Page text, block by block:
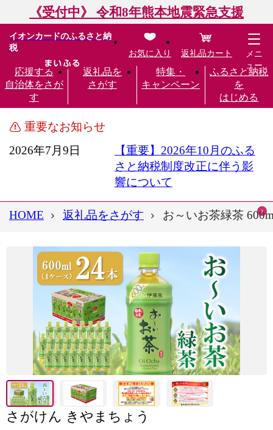
《受付中》 令和8年熊本地震緊急支援
イオンカードのふるさと納
税
応援する
自治体をさが
す
返礼品を
さがす
特集・
キャンペーン
ふるさと納税
を
はじめる
お気に入り 返礼品カート
メニ
ュー
重要なお知らせ
2026年7月9日
【重要】2026年10月のふる
さと納税制度改正に伴う影
響について
HOME 返礼品をさがす お～いお茶緑茶
さがけん きやまちょう